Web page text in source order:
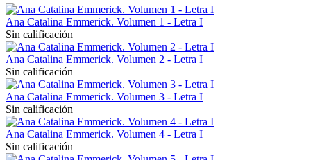
Ana Catalina Emmerick. Volumen 1 - Letra I
Sin calificación
Ana Catalina Emmerick. Volumen 2 - Letra I
Sin calificación
Ana Catalina Emmerick. Volumen 3 - Letra I
Sin calificación
Ana Catalina Emmerick. Volumen 4 - Letra I
Sin calificación